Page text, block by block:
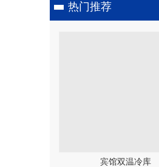
热门推荐
宾馆双温冷库